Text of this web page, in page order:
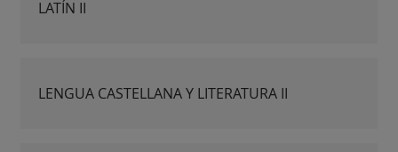
LATÍN II
LENGUA CASTELLANA Y LITERATURA II